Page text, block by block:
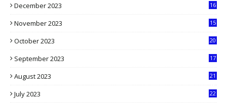
December 2023
16
November 2023
15
October 2023
20
September 2023
17
August 2023
21
July 2023
22